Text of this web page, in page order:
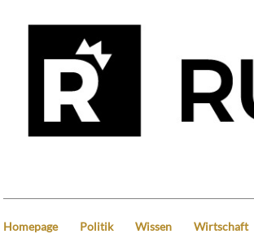
Homepage Politik Wissen Wirtschaft